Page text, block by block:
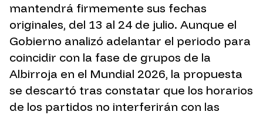
mantendrá firmemente sus fechas
originales, del 13 al 24 de julio. Aunque el
Gobierno analizó adelantar el periodo para
coincidir con la fase de grupos de la
Albirroja en el Mundial 2026, la propuesta
se descartó tras constatar que los horarios
de los partidos no interferirán con las